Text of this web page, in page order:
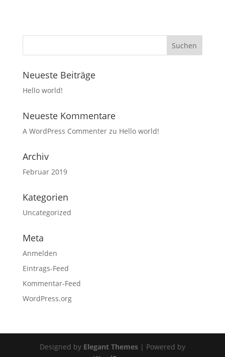
Neueste Beiträge
Hello world!
Neueste Kommentare
A WordPress Commenterzu Hello world!
Archiv
Februar 2019
Kategorien
Uncategorized
Meta
Anmelden
Eintrags-Feed
Kommentar-Feed
WordPress.org
Designed by Elegant Themes| Powered by